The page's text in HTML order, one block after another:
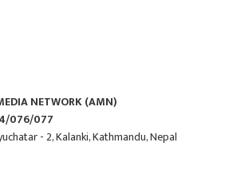
NETWORK (AMN)
076/077
- 2, Kalanki, Kathmandu, Nepal